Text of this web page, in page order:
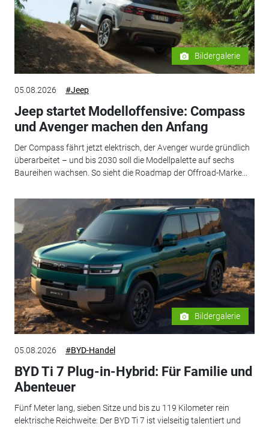
Bildergalerie
05.08.2026 #Jeep
Jeep startet Modelloffensive: Compass
und Avenger machen den Anfang
Der Compass fährt jetzt elektrisch, der Avenger wurde gründlich
überarbeitet – und bis 2030 soll die Modellpalette auf sechs
Baureihen wachsen. So sieht die Roadmap der Offroad-Marke...
Bildergalerie
05.08.2026 #BYD-Handel
BYD Ti 7 Plug-in-Hybrid: Für Familie und
Abenteuer
Fünf Meter lang, sieben Sitze und bis zu 119 Kilometer rein
elektrische Reichweite: Der BYD Ti 7 ist vielseitig talentiert und